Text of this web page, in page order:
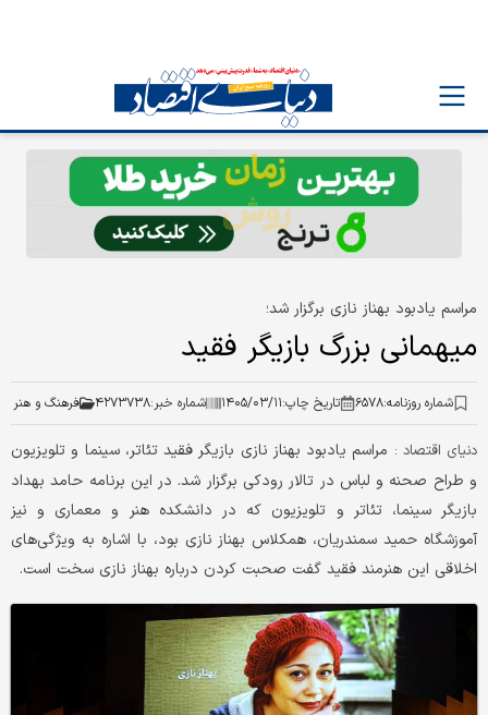
مراسم یادبود بهناز نازی برگزار شد؛
میهمانی بزرگ بازیگر فقید
شماره روزنامه:۶۵۷۸ تاریخ چاپ:۱۴۰۵/۰۳/۱۱ شماره خبر:۴۲۷۳۷۳۸ فرهنگ و هنر
دنیای اقتصاد : مراسم یادبود بهناز نازی بازیگر فقید تئاتر، سینما و تلویزیون
و طراح صحنه و لباس در تالار رودکی برگزار شد. در این برنامه حامد بهداد
بازیگر سینما، تئاتر و تلویزیون که در دانشکده هنر و معماری و نیز
آموزشگاه حمید سمندریان، همکلاس بهناز نازی بود، با اشاره به ویژگی‌های
اخلاقی این هنرمند فقید گفت صحبت کردن درباره بهناز نازی سخت است.